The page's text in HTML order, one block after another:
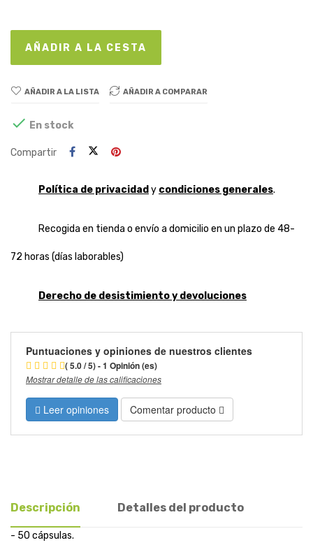
AÑADIR A LA CESTA
AÑADIR A LA LISTA AÑADIR A COMPARAR
 En stock
Compartir
Política de privacidad y condiciones generales.
Recogida en tienda o envío a domicilio en un plazo de 48-
72 horas (días laborables)
Derecho de desistimiento y devoluciones
Puntuaciones y opiniones de nuestros clientes
( 5.0 / 5) - 1 Opinión (es)
Mostrar detalle de las calificaciones
Leer opiniones Comentar producto
Descripción Detalles del producto
- 50 cápsulas.